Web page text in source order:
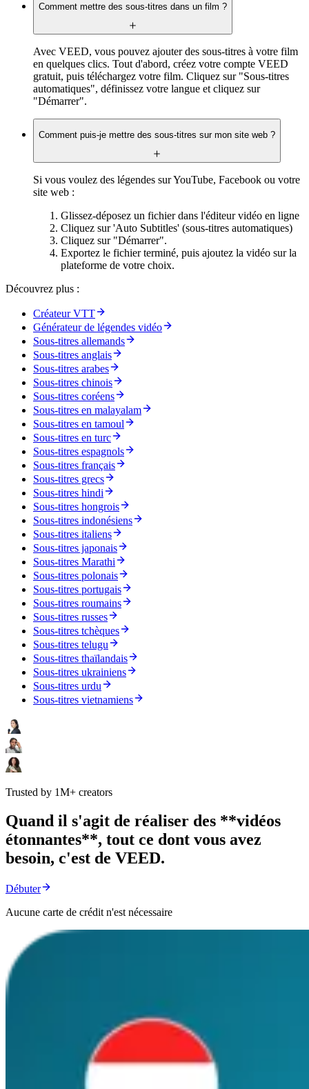
Comment mettre des sous-titres dans un film ?
Avec VEED, vous pouvez ajouter des sous-titres à votre film
en quelques clics. Tout d'abord, créez votre compte VEED
gratuit, puis téléchargez votre film. Cliquez sur "Sous-titres
automatiques", définissez votre langue et cliquez sur
"Démarrer".
Comment puis-je mettre des sous-titres sur mon site web ?
Si vous voulez des légendes sur YouTube, Facebook ou votre
site web :
Glissez-déposez un fichier dans l'éditeur vidéo en ligne
Cliquez sur 'Auto Subtitles' (sous-titres automatiques)
Cliquez sur "Démarrer".
Exportez le fichier terminé, puis ajoutez la vidéo sur la
plateforme de votre choix.
Découvrez plus :
Créateur VTT
Générateur de légendes vidéo
Sous-titres allemands
Sous-titres anglais
Sous-titres arabes
Sous-titres chinois
Sous-titres coréens
Sous-titres en malayalam
Sous-titres en tamoul
Sous-titres en turc
Sous-titres espagnols
Sous-titres français
Sous-titres grecs
Sous-titres hindi
Sous-titres hongrois
Sous-titres indonésiens
Sous-titres italiens
Sous-titres japonais
Sous-titres Marathi
Sous-titres polonais
Sous-titres portugais
Sous-titres roumains
Sous-titres russes
Sous-titres tchèques
Sous-titres telugu
Sous-titres thaïlandais
Sous-titres ukrainiens
Sous-titres urdu
Sous-titres vietnamiens
Trusted by 1M+ creators
Quand il s'agit de réaliser des **vidéos
étonnantes**, tout ce dont vous avez
besoin, c'est de VEED.
Débuter
Aucune carte de crédit n'est nécessaire